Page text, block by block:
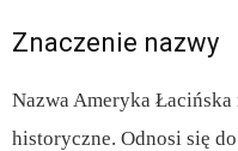
Znaczenie nazwy
Nazwa Ameryka
historyczne. Odnosi się